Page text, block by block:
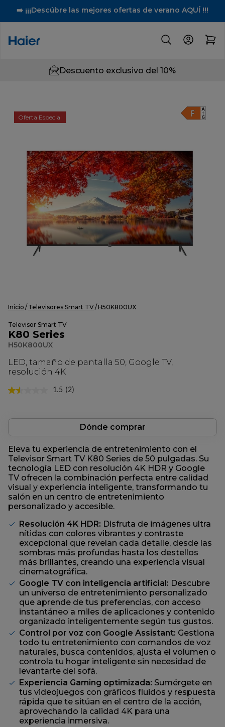
➡️ ¡¡¡Descúbre las mejores ofertas de verano AQUÍ !!!
Descuento exclusivo del 10%
Oferta Especial
Inicio Televisores Smart TV H50K800UX
Televisor Smart TV
K80 Series
H50K800UX
LED, tamaño de pantalla 50, Google TV,
resolución 4K
1.5 Lea
Enlace
página.
(2)
Dónde comprar
Eleva tu experiencia de entretenimiento con el
Televisor Smart TV K80 Series de 50 pulgadas. Su
tecnología LED con resolución 4K HDR y Google
TV ofrecen la combinación perfecta entre calidad
visual y experiencia inteligente, transformando tu
salón en un centro de entretenimiento
personalizado y accesible.
Resolución 4K HDR: Disfruta de imágenes ultra
nítidas con colores vibrantes y contraste
excepcional que revelan cada detalle, desde las
sombras más profundas hasta los destellos
más brillantes, creando una experiencia visual
cinematográfica.
Google TV con inteligencia artificial: Descubre
un universo de entretenimiento personalizado
que aprende de tus preferencias, con acceso
instantáneo a miles de aplicaciones y contenido
organizado inteligentemente según tus gustos.
Control por voz con Google Assistant: Gestiona
todo tu entretenimiento con comandos de voz
naturales, busca contenidos, ajusta el volumen o
controla tu hogar inteligente sin necesidad de
levantarte del sofá.
Experiencia Gaming optimizada: Sumérgete en
tus videojuegos con gráficos fluidos y respuesta
rápida que te sitúan en el centro de la acción,
aprovechando la calidad 4K para una
experiencia inmersiva.